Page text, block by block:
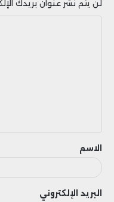
لن يتم نشر عنوان بريدك
ق
الاسم
البريد الإلكتروني